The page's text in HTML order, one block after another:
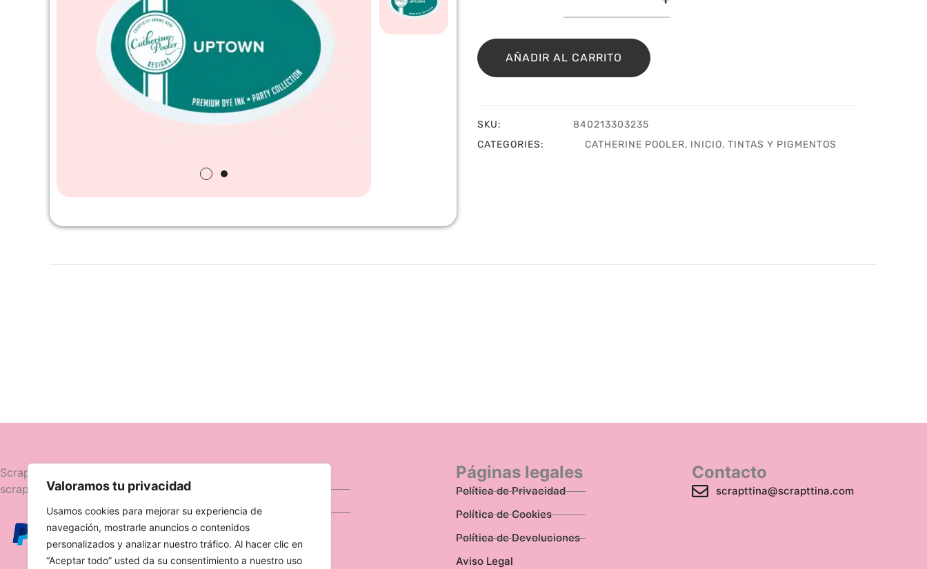
Valoramos tu privacidad
Usamos cookies para mejorar su experiencia de
navegación, mostrarle anuncios o contenidos
personalizados y analizar nuestro tráfico. Al hacer clic en
“Aceptar todo” usted da su consentimiento a nuestro uso
pad
Catherine
Pooler
AÑADIR AL CARRITO
SKU:
840213303235
CATEGORIES:
CATHERINE POOLER, INICIO, TINTAS Y PIGMENTOS
Scrapttina, tienda especializada en
scrapbooking.
Ofertas
Caja Viajera
Páginas legales
Política de Privacidad
Política de Cookies
Política de Devoluciones
Aviso Legal
Contacto
scrapttina@scrapttina.com